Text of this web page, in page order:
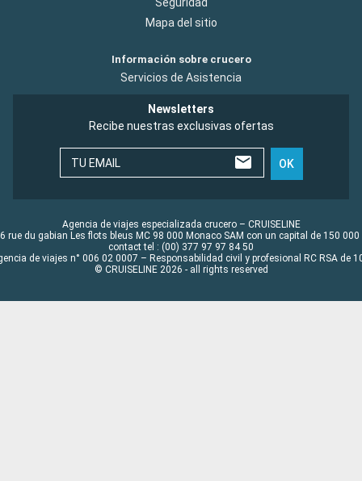
Mapa del sitio
Información sobre crucero
Servicios de Asistencia
Newsletters
Recibe nuestras exclusivas ofertas
TU EMAIL OK
Agencia de viajes especializada crucero – CRUISELINE
rue du gabian Les flots bleus MC 98 000 Monaco SAM con un capital de 150 000
contact tel : (00) 377 97 97 84 50
de viajes n° 006 02 0007 – Responsabilidad civil y profesional RC RSA de
© CRUISELINE 2026 - all rights reserved